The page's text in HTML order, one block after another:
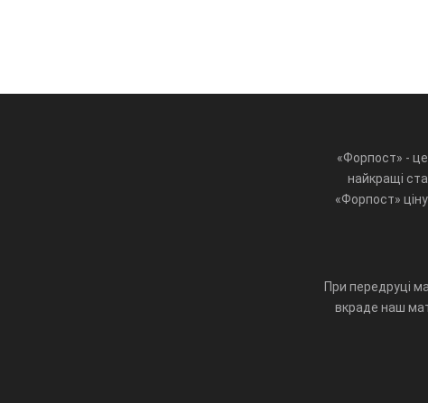
«Форпост» -
найкращі
«Форпост»
При передруці
вкраде наш